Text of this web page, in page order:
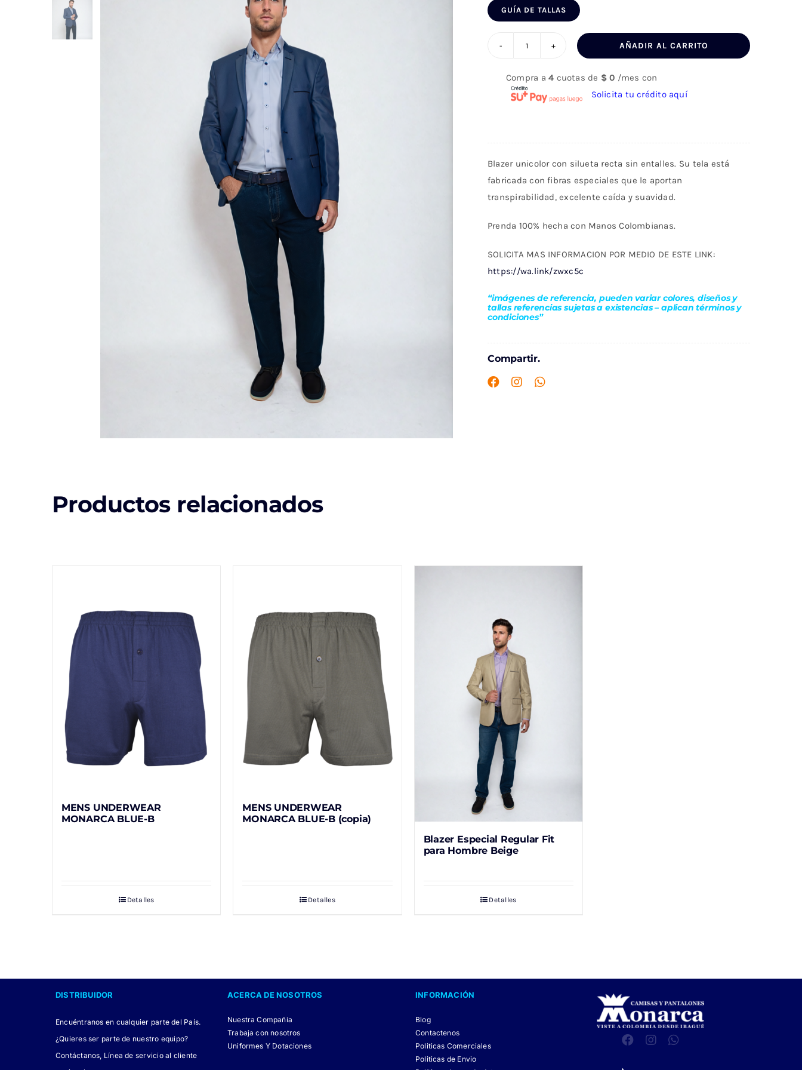
GUÍA DE TALLAS
Regular
Fit
cantidad
AÑADIR AL CARRITO
Compra a4 cuotas de $ 0 /mes con
Solicita tu crédito aquí
Blazer unicolor con silueta recta sin entalles. Su tela está
fabricada con fibras especiales que le aportan
transpirabilidad, excelente caída y suavidad.
Prenda 100% hecha con Manos Colombianas.
SOLICITA MAS INFORMACION POR MEDIO DE ESTE LINK:
https://wa.link/zwxc5c
“imágenes de referencia, pueden variar colores, diseños y
tallas referencias sujetas a existencias – aplican términos y
condiciones”
Compartir.
Productos relacionados
MENS UNDERWEAR
MONARCA BLUE-B
Detalles
MENS UNDERWEAR
MONARCA BLUE-B (copia)
Detalles
Blazer Especial Regular Fit
para Hombre Beige
Detalles
DISTRIBUIDOR
Encuéntranos en cualquier parte del País.
¿Quieres ser parte de nuestro equipo?
Contáctanos, Línea de servicio al cliente
ACERCA DE NOSOTROS
Nuestra Compañia
Trabaja con nosotros
Uniformes Y Dotaciones
INFORMACIÓN
Blog
Contactenos
Politicas Comerciales
Politicas de Envio